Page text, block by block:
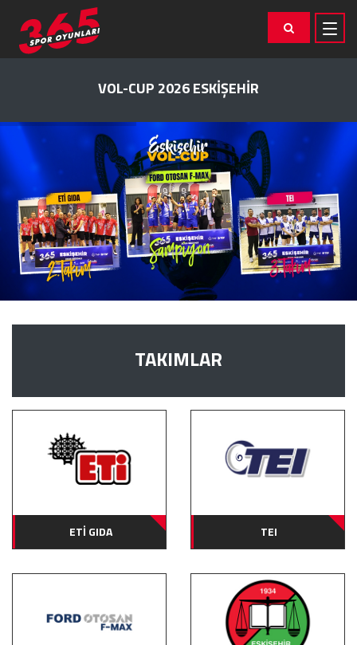
VOL-CUP 2026 ESKİŞEHİR
TAKIMLAR
ETİ GIDA TEI